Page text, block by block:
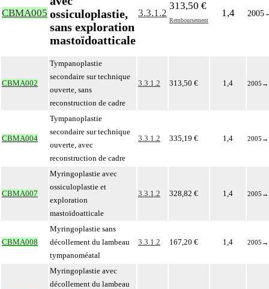
CBMA005 ossiculoplastie,
sans exploration
mastoïdoatticale
3.3.1.2
313,50 €
Remboursement
1,4 2005
CBMA002
Tympanoplastie
secondaire sur technique
ouverte, sans
reconstruction de cadre
3.3.1.2 313,50 € 1,4 2005 →
CBMA004
Tympanoplastie
secondaire sur technique
ouverte, avec
reconstruction de cadre
3.3.1.2 335,19 € 1,4 2005 →
CBMA007
Myringoplastie avec
ossiculoplastie et
exploration
mastoïdoatticale
3.3.1.2 328,82 € 1,4 2005 →
CBMA008
Myringoplastie sans
décollement du lambeau
tympanoméatal
3.3.1.2 167,20 € 1,4 2005 →
Myringoplastie avec
décollement du lambeau